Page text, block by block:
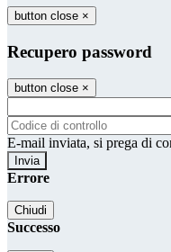
button close ×
Recupero password
button close ×
E-mail inviata, si prega di
Errore
Chiudi
Successo